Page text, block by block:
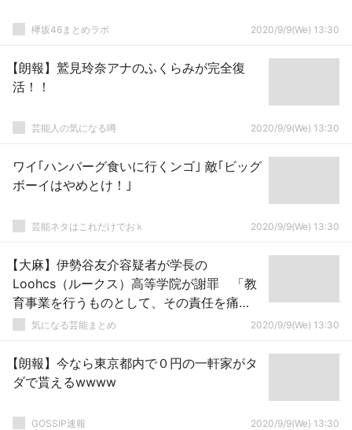
欅坂46まとめラボ 2020/9/9(We) 13:30
【朗報】鷲見玲奈アナのふくらみが完全復
活！！
芸能人の気になる噂 2020/9/9(We) 13:30
ワイ｢ハンバーグ食いに行くンゴ｣ 敵｢ビッグ
ボーイはやめとけ！｣
芸能ネタはこれだけでおｋ 2020/9/9(We) 13:30
【大麻】伊勢谷友介容疑者が学長の
Loohcs（ルークス）高等学院が謝罪 「教
育事業を行うものとして、その責任を痛
感」気になる芸能まとめ 2020/9/9(We) 13:30
【朗報】今なら東京都内で０円の一軒家がタ
ダで貰えるwwww
GOSSIP速報 2020/9/9(We) 13:30